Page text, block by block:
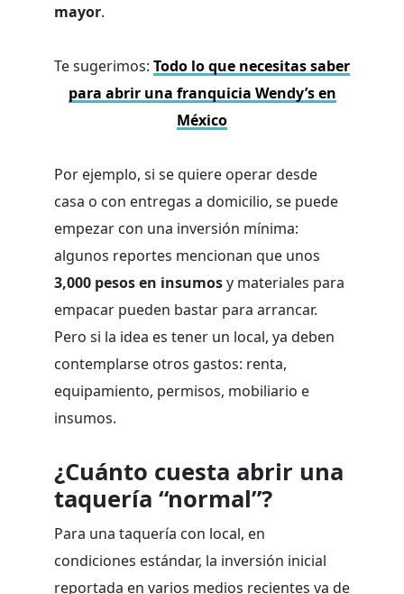
mayor.
Te sugerimos: Todo lo que necesitas saber
para abrir una franquicia Wendy’s en
México
Por ejemplo, si se quiere operar desde
casa o con entregas a domicilio, se puede
empezar con una inversión mínima:
algunos reportes mencionan que unos
3,000 pesos en insumosy materiales para
empacar pueden bastar para arrancar.
Pero si la idea es tener un local, ya deben
contemplarse otros gastos: renta,
equipamiento, permisos, mobiliario e
insumos.
¿Cuánto cuesta abrir una
taquería “normal”?
Para una taquería con local, en
condiciones estándar, la inversión inicial
reportada en varios medios recientes va de